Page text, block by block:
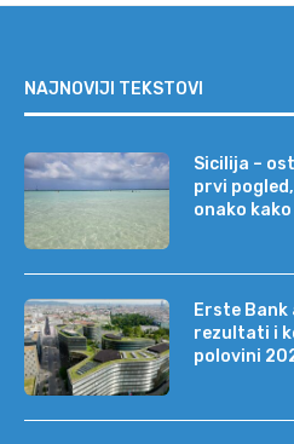
NAJNOVIJI TEKSTOVI
Sicilija –
prvi
onako
Erste Bank
rezultati i
polovini